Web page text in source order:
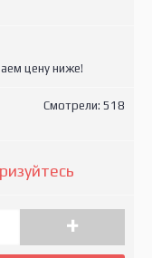
цену ниже!
Смотрели: 518
+